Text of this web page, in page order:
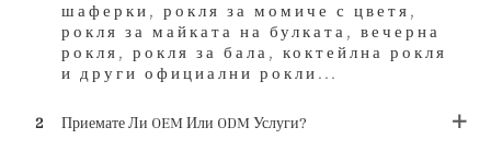
шаферки, рокля за момиче с цветя,
рокля за майката на булката, вечерна
рокля, рокля за бала, коктейлна рокля
и други официални рокли...
2 Приемате Ли OEM Или ODM Услуги?